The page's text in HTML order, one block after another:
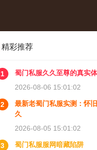
精彩推荐
1
蜀门私服久久至尊的真实
2026-08-06 15:01:02
2
最新老蜀门私服实测：怀
久
2026-08-05 15:01:02
3
蜀门私服服网暗藏陷阱